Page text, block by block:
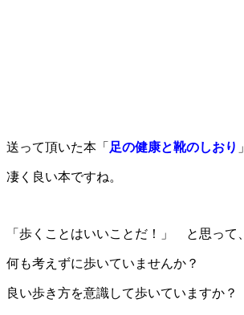
送って頂いた本「 足の健康と靴のしおり
凄く良い本ですね。
「歩くことはいいことだ！」 と思って、
何も考えずに歩いていませんか？
良い歩き方を意識して歩いていますか？